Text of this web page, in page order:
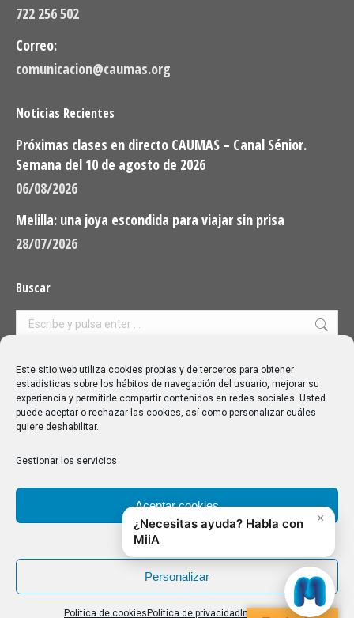
Este sitio web utiliza cookies propias y de terceros para obtener
estadísticas sobre los hábitos de navegación del usuario, mejorar su
experiencia y permitirle compartir contenidos en redes sociales. Usted
puede aceptar o rechazar las cookies, así como personalizar cuáles
quiere deshabilitar.
Gestionar los servicios
Aceptar cookies
Denegar
Personalizar
Política de cookies Política de privacidad Impressum
722 256 502
Correo:
comunicacion@caumas.org
Noticias Recientes
Próximas clases en directo CAUMAS – Canal Sénior.
Semana del 10 de agosto de 2026
06/08/2026
Melilla: una joya escondida para viajar sin prisa
28/07/2026
Buscar
Buscar:
Aviso Legal|Política de privacidad|Política de cookies